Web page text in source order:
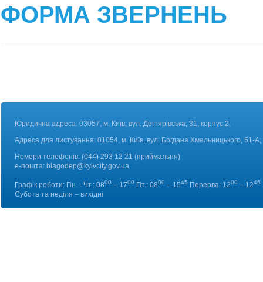
ФОРМА ЗВЕРНЕНЬ
Юридична адреса: 03057, м. Київ, вул. Дегтярівська, 31, корпус 2;
Адреса для листування: 01054, м. Київ, вул. Богдана Хмельницького, 51-А;
Номери телефонів:(044) 293 12 21 (приймальня)
е-пошта: blagodep@kyivcity.gov.ua
Графік роботи: Пн. - Чт.: 0800 – 1700 Пт.: 0800 – 1545 Перерва: 1200 – 1245
Субота та неділя – вихідні